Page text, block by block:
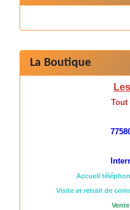
La Boutique
Accueil
Visite et retrait de